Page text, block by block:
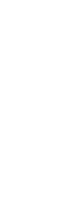
重量となります。